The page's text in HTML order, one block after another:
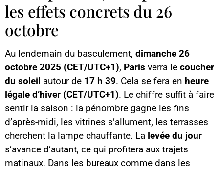
les effets concrets du 26
octobre
Au lendemain du basculement, dimanche 26
octobre 2025 (CET/UTC+1), Paris verra le coucher
du soleil autour de 17 h 39. Cela se fera en heure
légale d’hiver (CET/UTC+1). Le chiffre suffit à faire
sentir la saison : la pénombre gagne les fins
d’après-midi, les vitrines s’allument, les terrasses
cherchent la lampe chauffante. La levée du jour
s’avance d’autant, ce qui profitera aux trajets
matinaux. Dans les bureaux comme dans les